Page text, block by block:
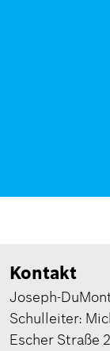
Kontakt
Joseph-
Schulleiter:
Escher Straße